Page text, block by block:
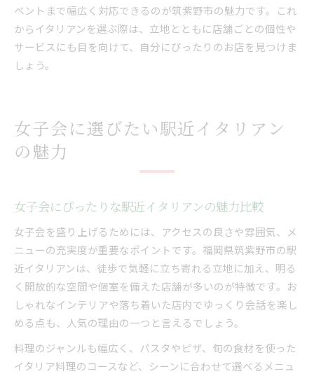
ベントまで幅広く対応できるのが筑紫野市の魅力です。これ
からイタリアンを選ぶ際は、立地とともに店舗ごとの個性や
サービスにも目を向けて、自分にぴったりのお店を見つけま
しょう。
女子会に選びたい駅近イタリアン
の魅力
女子会にぴったりな駅近イタリアンの魅力比較
女子会を盛り上げるためには、アクセスの良さや雰囲気、メ
ニューの充実度が重要なポイントです。福岡県筑紫野市の駅
近イタリアンは、徒歩で気軽に立ち寄れる立地に加え、明る
く開放的な空間や個室を備えた店舗が多いのが特徴です。お
しゃれなインテリアや落ち着いた店内でゆっくり会話を楽し
める点も、人気の理由の一つと言えるでしょう。
料理のジャンルも幅広く、パスタやピザ、旬の食材を使った
イタリア料理のコースなど、シーンに合わせて選べるメニュ